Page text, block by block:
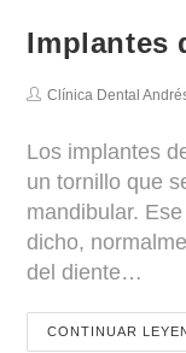
Implantes
Clínica Dental
Los implantes
un tornillo que
mandibular.
dicho,
del diente…
CONTINUAR